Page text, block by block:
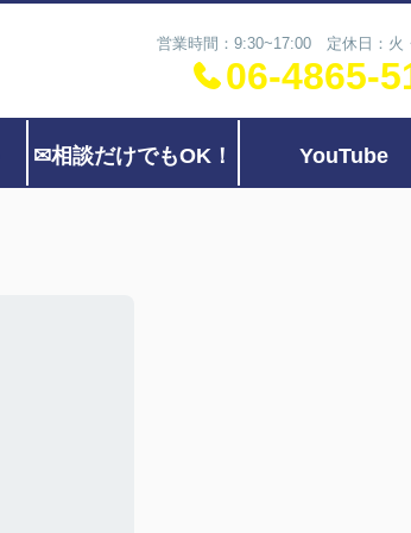
営業時間：9:30~17:00 定休日：火
06-4865-
✉相談だけでもOK！ YouTube